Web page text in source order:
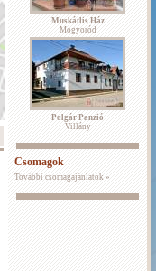
Muskátlis Ház
Mogyoród
Polgár Panzió
Villány
Csomagok
További csomagajánlatok »